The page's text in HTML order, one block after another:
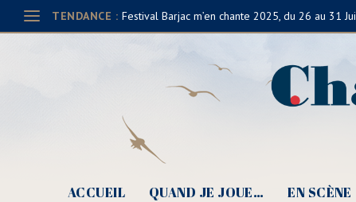
TENDANCE : Festival Barjac m’en chante 2025, du 26 au 31
ACCUEIL QUAND JE JOUE… EN SCÈNE